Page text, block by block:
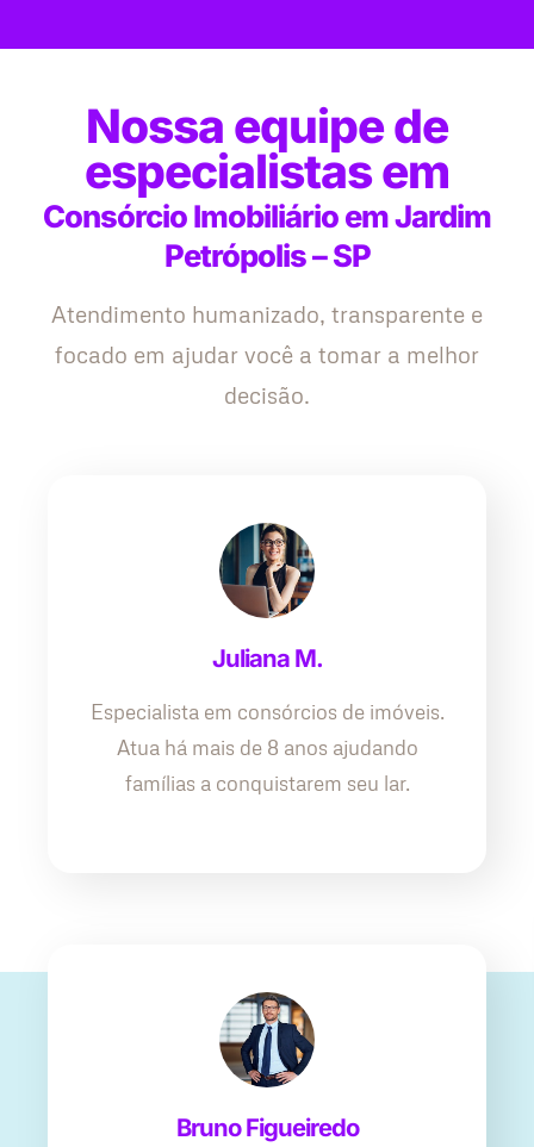
Nossa equipe de
especialistas em
Consórcio Imobiliário em Jardim
Petrópolis – SP
Atendimento humanizado, transparente e
focado em ajudar você a tomar a melhor
decisão.
Juliana M.
Especialista em consórcios de imóveis.
Atua há mais de 8 anos ajudando
famílias a conquistarem seu lar.
Bruno Figueiredo